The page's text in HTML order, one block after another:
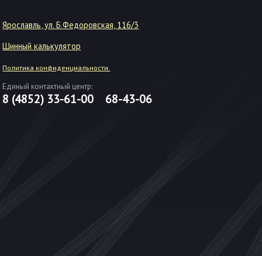
Ярославль, ул. Б.Федоровская, 116/3
Шинный калькулятор
Политика конфиденциальности.
Единый контактный центр:
8 (4852) 33-61-00 68-43-06